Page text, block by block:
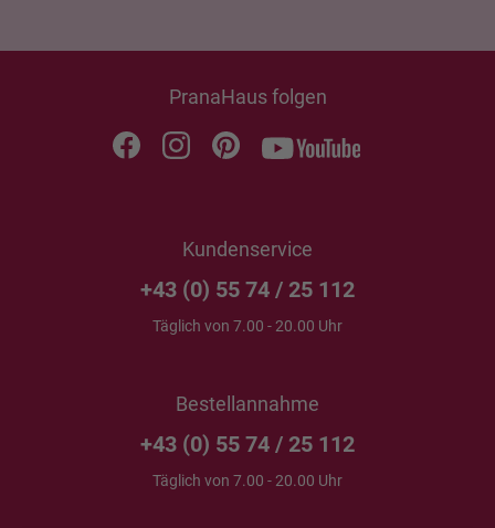
PranaHaus folgen
Kundenservice
+43 (0) 55 74 / 25 112
Täglich von 7.00 - 20.00 Uhr
Bestellannahme
+43 (0) 55 74 / 25 112
Täglich von 7.00 - 20.00 Uhr